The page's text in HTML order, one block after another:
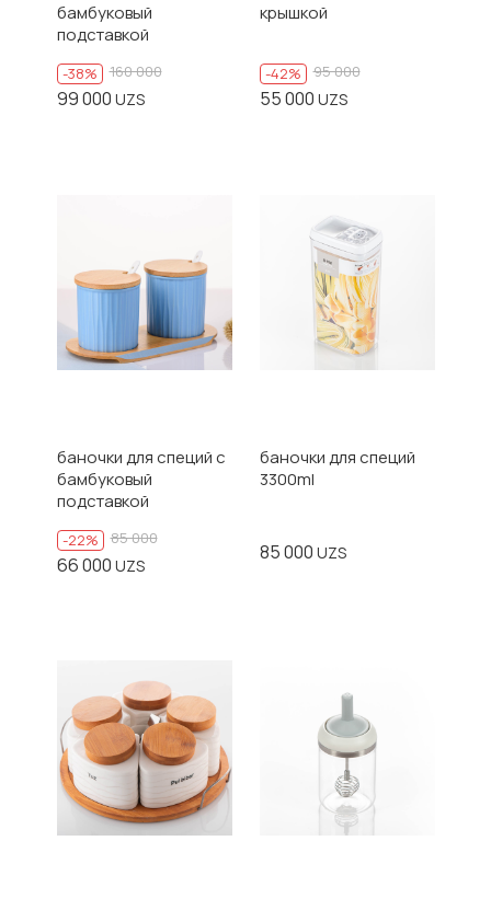
бамбуковый
подставкой
-38% 160 000
99 000 UZS
крышкой
-42% 95 000
55 000 UZS
баночки для специй с
бамбуковый
подставкой
-22% 85 000
66 000 UZS
баночки для специй
3300ml
85 000 UZS